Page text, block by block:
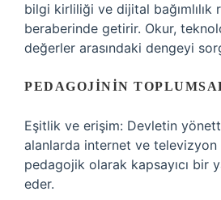
bilgi kirliliği ve dijital bağımlılık
beraberinde getirir. Okur,
değerler arasındaki dengeyi
PEDAGOJININ
Eşitlik ve erişim: Devletin
alanlarda internet ve televizyon
pedagojik olarak kapsayıcı bir
eder.